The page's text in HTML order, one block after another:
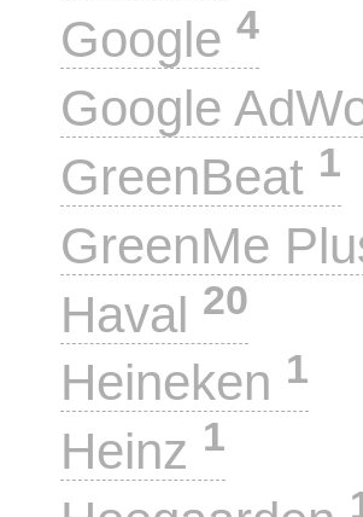
Google 4
Google
GreenBeat 1
GreenMe
Haval 20
Heineken 1
Heinz 1